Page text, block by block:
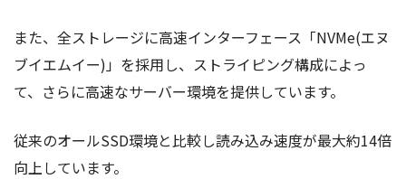
また、全ストレージに高速インターフェース「NVMe(エヌ
ブイエムイー)」を採用し、ストライピング構成によっ
て、さらに高速なサーバー環境を提供しています。
従来のオールSSD環境と比較し読み込み速度が最大約14倍
向上しています。